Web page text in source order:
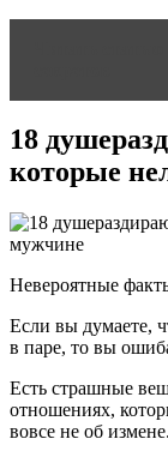
18
которые
Невероятные
Если вы думаете,
в паре, то вы
Есть страшные
отношениях,
вовсе не об измене.